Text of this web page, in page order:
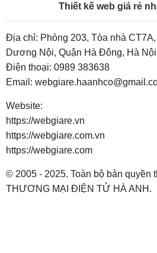
Thiết kế web giá rẻ
Địa chỉ: Phòng 203, Tòa nhà
Dương Nội, Quận Hà Đông, Hà
Điện thoại: 0989 383638
Email:
Website:
https://webgiare.vn
https://webgiare.com.vn
https://webgiare.com
© 2005 - 2025. Toàn bộ bản quyền
THƯƠNG MẠI ĐIỆN TỬ HÀ ANH.